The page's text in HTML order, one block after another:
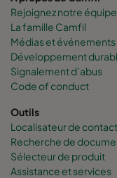
0160 592x892x640-
0160 490x892x640-
0160 287x892x640-
0160
0160 592x490x370-
Rejoignez notre équipe
La famille Camfil
Médias et événements
Développement
Signalement d’abus
Code of conduct
Outils
Localisateur de contact
Recherche de
Sélecteur de produit
Assistance et services